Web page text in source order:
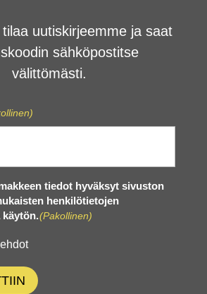
uutiskirjeemme ja saat
sähköpostitse
välittömästi.
tiedot hyväksyt sivuston
henkilötietojen
käytön.(Pakollinen)